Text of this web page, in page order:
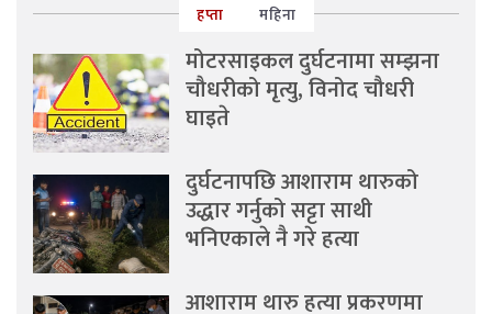
हप्ता महिना
मोटरसाइकल दुर्घटनामा सम्झना
चौधरीको मृत्यु, विनोद चौधरी
घाइते
दुर्घटनापछि आशाराम थारुको
उद्धार गर्नुको सट्टा साथी
भनिएकाले नै गरे हत्या
आशाराम थारु हत्या प्रकरणमा